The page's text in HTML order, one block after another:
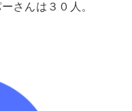
さんは３０人。